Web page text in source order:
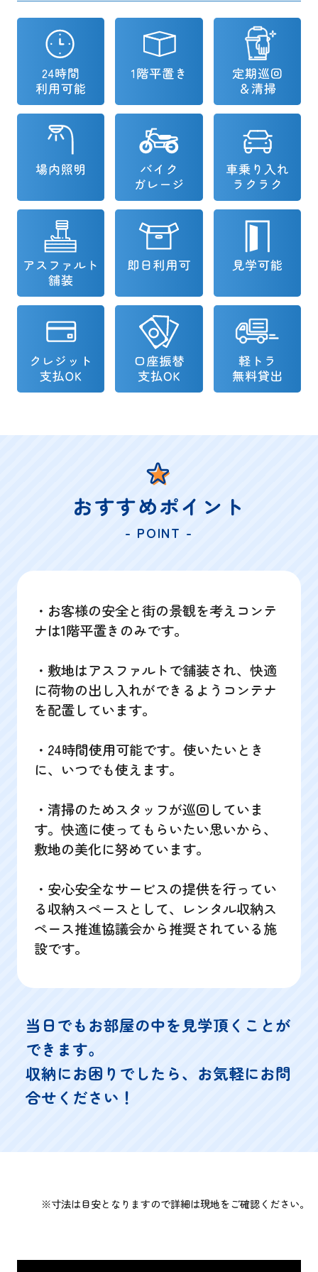
おすすめポイント
- POINT -
・お客様の安全と街の景観を考えコンテ
ナは1階平置きのみです。
・敷地はアスファルトで舗装され、快適
に荷物の出し入れができるようコンテナ
を配置しています。
・24時間使用可能です。使いたいとき
に、いつでも使えます。
・清掃のためスタッフが巡回していま
す。快適に使ってもらいたい思いから、
敷地の美化に努めています。
・安心安全なサービスの提供を行ってい
る収納スペースとして、レンタル収納ス
ペース推進協議会から推奨されている施
設です。
当日でもお部屋の中を見学頂くことが
できます。
収納にお困りでしたら、お気軽にお問
合せください！
※寸法は目安となりますので詳細は現地をご確認ください。